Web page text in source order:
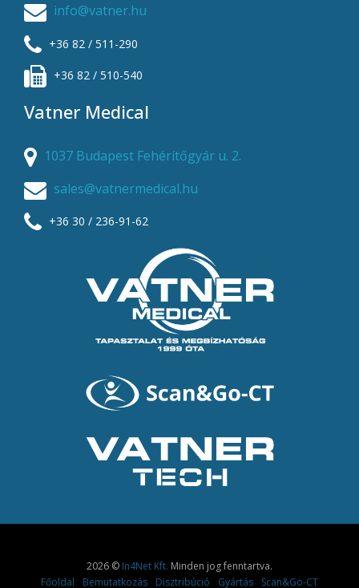
info@vatner.hu
+36 82 / 511-290
+36 82 / 510-540
Vatner Medical
1037 Budapest Fehérítőgyár u. 2.
sales@vatnermedical.hu
+36 30 / 236-91-62
2026 © In4Net Kft. Minden jog fenntartva.
Főoldal
Bemutatkozás Disztribúció Gyártás Scan&Go-CT